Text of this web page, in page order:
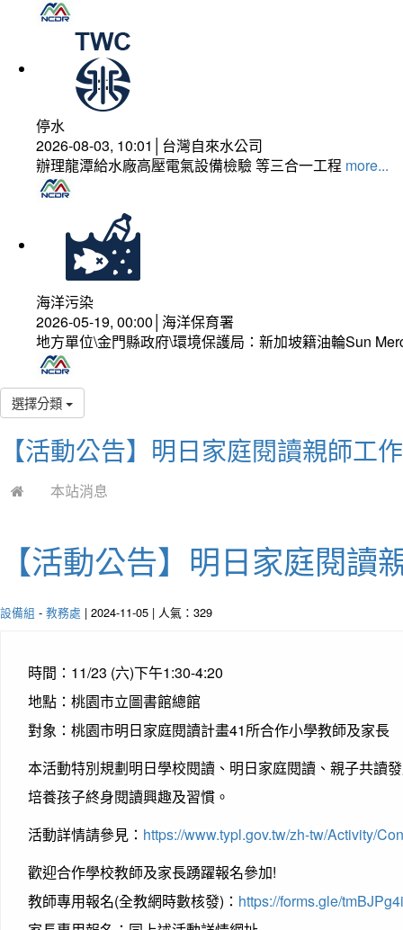
停水
2026-08-03, 10:01│台灣自來水公司
辦理龍潭給水廠高壓電氣設備檢驗 等三合一工程 more...
海洋污染
2026-05-19, 00:00│海洋保育署
地方單位\金門縣政府\環境保護局：新加坡籍油輪Sun
選擇分類
【活動公告】明日家庭閱讀親師工
本站消息
【活動公告】明日家庭閱讀
設備組 - 教務處 | 2024-11-05 | 人氣：329
時間：11/23 (六)下午1:30-4:20
地點：桃園市立圖書館總館
對象：桃園市明日家庭閱讀計畫41所合作小學教師及家長
本活動特別規劃明日學校閱讀、明日家庭閱讀、親子共讀
培養孩子終身閱讀興趣及習慣。
活動詳情請參見： https://www.typl.gov.tw/zh-tw/Activity/
歡迎合作學校教師及家長踴躍報名參加!
教師專用報名(全教網時數核發)： https://forms.gle/